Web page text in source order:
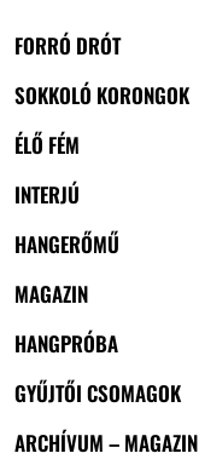
FORRÓ DRÓT
SOKKOLÓ KORONGOK
ÉLŐ FÉM
INTERJÚ
HANGERŐMŰ
MAGAZIN
HANGPRÓBA
GYŰJTŐI CSOMAGOK
ARCHÍVUM – MAGAZIN